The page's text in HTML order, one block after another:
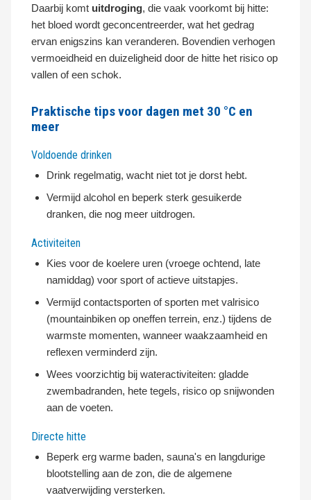
Daarbij komt uitdroging, die vaak voorkomt bij hitte:
het bloed wordt geconcentreerder, wat het gedrag
ervan enigszins kan veranderen. Bovendien verhogen
vermoeidheid en duizeligheid door de hitte het risico op
vallen of een schok.
Praktische tips voor dagen met 30 °C en
meer
Voldoende drinken
Drink regelmatig, wacht niet tot je dorst hebt.
Vermijd alcohol en beperk sterk gesuikerde
dranken, die nog meer uitdrogen.
Activiteiten
Kies voor de koelere uren (vroege ochtend, late
namiddag) voor sport of actieve uitstapjes.
Vermijd contactsporten of sporten met valrisico
(mountainbiken op oneffen terrein, enz.) tijdens de
warmste momenten, wanneer waakzaamheid en
reflexen verminderd zijn.
Wees voorzichtig bij wateractiviteiten: gladde
zwembadranden, hete tegels, risico op snijwonden
aan de voeten.
Directe hitte
Beperk erg warme baden, sauna's en langdurige
blootstelling aan de zon, die de algemene
vaatverwijding versterken.